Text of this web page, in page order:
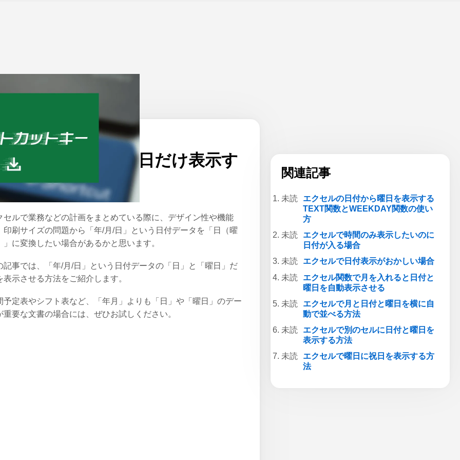
ム > Excel 公開日：2024/05/21
クセルで日付と曜日だけ表示す
方法
セルで業務などの計画をまとめている際に、デザイン性や機能
印刷サイズの問題から「年/月/日」という日付データを「日（曜
」に変換したい場合があるかと思います。
記事では、「年/月/日」という日付データの「日」と「曜日」だ
表示させる方法をご紹介します。
予定表やシフト表など、「年月」よりも「日」や「曜日」のデー
重要な文書の場合には、ぜひお試しください。
関連記事
エクセルの日付から曜日を表示する
TEXT関数とWEEKDAY関数の使い
方
エクセルで時間のみ表示したいのに
日付が入る場合
エクセルで日付表示がおかしい場合
エクセル関数で月を入れると日付と
曜日を自動表示させる
エクセルで月と日付と曜日を横に自
動で並べる方法
エクセルで別のセルに日付と曜日を
表示する方法
エクセルで曜日に祝日を表示する方
法